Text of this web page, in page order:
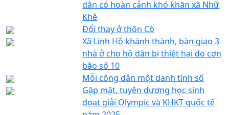
dân có hoàn cảnh khó khăn xã Nhữ
Khê
Đổi thay ở thôn Cò
Xã Linh Hồ khánh thành, bàn giao 3
nhà ở cho hộ dân bị thiệt hại do cơn
bão số 10
Mỗi công dân một danh tính số
Gặp mặt, tuyên dương học sinh
đoạt giải Olympic và KHKT quốc tế